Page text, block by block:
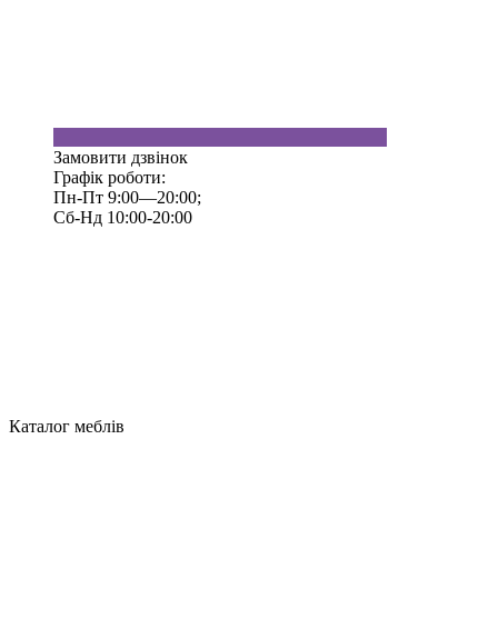
Замовити дзвінок
Графік роботи:
Пн-Пт 9:00—20:00;
Сб-Нд 10:00-20:00
Каталог меблів